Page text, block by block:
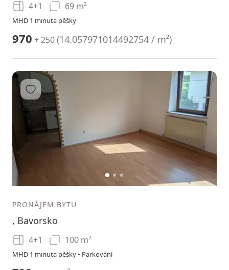
4+1 69 m²
MHD 1 minuta pěšky
970 + 250(14.057971014492754 / m²)
12 3
Přidat do oblíbených
PRONÁJEM BYTU
, Bavorsko
4+1 100 m²
MHD 1 minuta pěšky • Parkování